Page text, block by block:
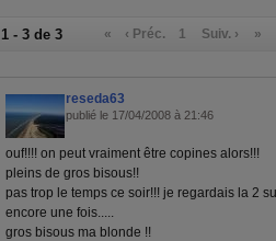
1 - 3 de 3 « ‹ Préc. 1 Suiv. › »
reseda63
publié le 17/04/2008 à 21:46
ouf!!!! on peut vraiment être copines alors!!!
pleins de gros bisous!!
pas trop le temps ce soir!!! je regardais la 2
encore une fois.....
gros bisous ma blonde !!